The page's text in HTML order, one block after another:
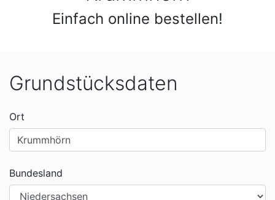
Einfach online bestellen!
Grundstücksdaten
Ort
Bundesland